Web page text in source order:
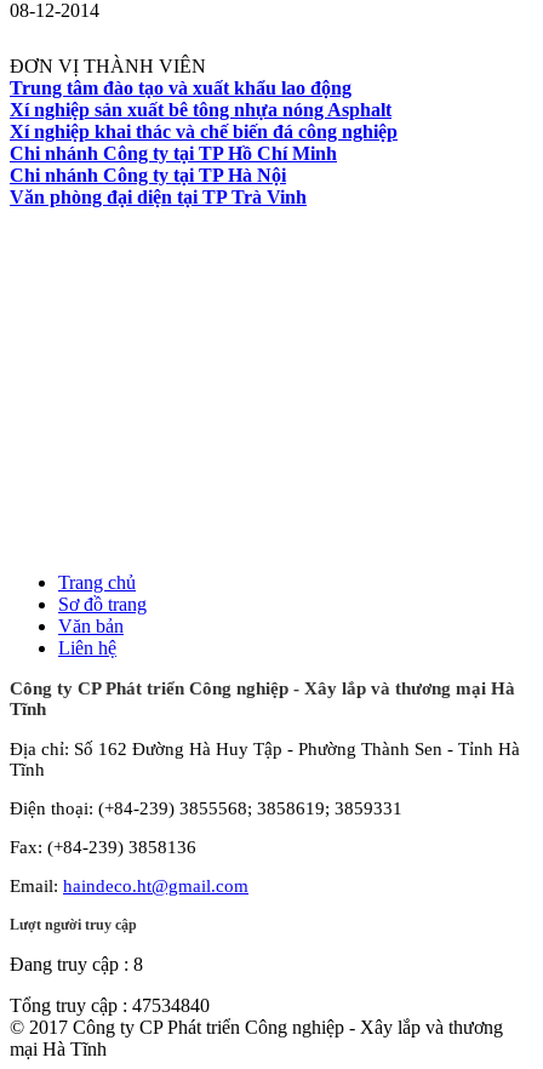
08-12-2014
ĐƠN VỊ THÀNH VIÊN
Trung tâm đào tạo và xuất khẩu lao động
Xí nghiệp sản xuất bê tông nhựa nóng Asphalt
Xí nghiệp khai thác và chế biến đá công nghiệp
Chi nhánh Công ty tại TP Hồ Chí Minh
Chi nhánh Công ty tại TP Hà Nội
Văn phòng đại diện tại TP Trà Vinh
Trang chủ
Sơ đồ trang
Văn bản
Liên hệ
Công ty CP Phát triển Công nghiệp - Xây lắp và thương mại Hà
Tĩnh
Địa chỉ: Số 162 Đường Hà Huy Tập - Phường Thành Sen - Tỉnh Hà
Tĩnh
Điện thoại: (+84-239) 3855568; 3858619; 3859331
Fax: (+84-239) 3858136
Email: haindeco.ht@gmail.com
Lượt người truy cập
Đang truy cập : 8
Tổng truy cập : 47534840
© 2017 Công ty CP Phát triển Công nghiệp - Xây lắp và thương
mại Hà Tĩnh